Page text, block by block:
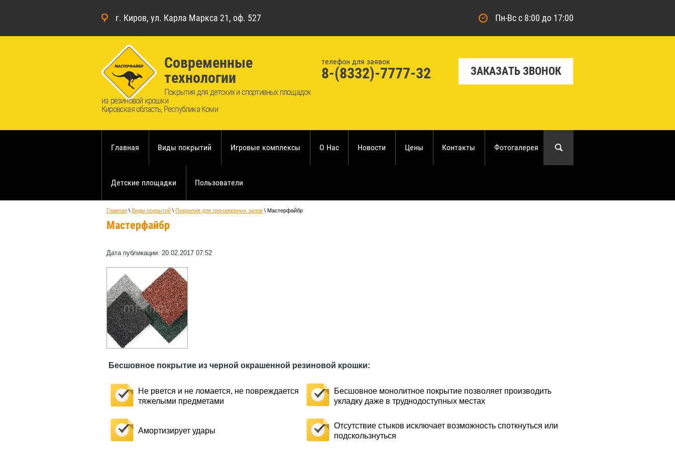
Пн-Вс с 8:00 до 17:00
г. Киров, ул. Карла Маркса 21, оф. 527
Современные
технологии
Покрытия для детских и спортивных площадок
из резиновой крошки
Кировская область, Республика Коми
телефон для заявок
8-(8332)-7777-32 ЗАКАЗАТЬ ЗВОНОК
Главная Виды покрытий Игровые комплексы О Нас Новости Цены Контакты Фотогалерея
Детские площадки Пользователи
Главная \ Виды покрытий \ Покрытия для тренажерных залов \ Мастерфайбр
Мастерфайбр
Дата публикации: 20.02.2017 07:52
Бесшовное покрытие из черной окрашенной резиновой крошки:
Не рвется и не ломается, не повреждается
тяжелыми предметами
Бесшовное монолитное покрытие позволяет производить
укладку даже в труднодоступных местах
Амортизирует удары
Отсутствие стыков исключает возможность споткнуться или
подскользнуться